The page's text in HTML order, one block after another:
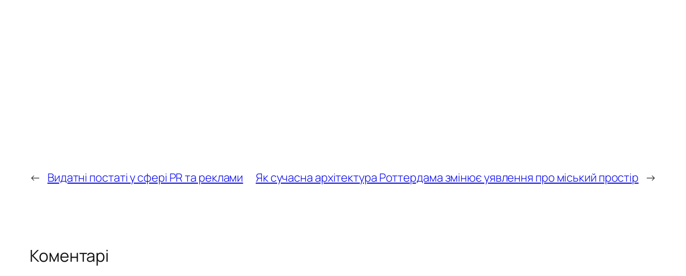
← Видатні постаті у сфері PR та реклами Як сучасна архітектура Роттердама змінює уявлення про міський простір →
Коментарі